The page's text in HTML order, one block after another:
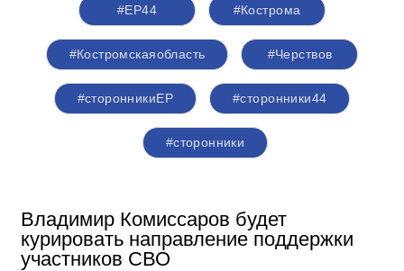
#ЕР44 #Кострома
#Костромскаяобласть #Черствов
#сторонникиЕР #сторонники44
#сторонники
Владимир Комиссаров будет
курировать направление поддержки
участников СВО